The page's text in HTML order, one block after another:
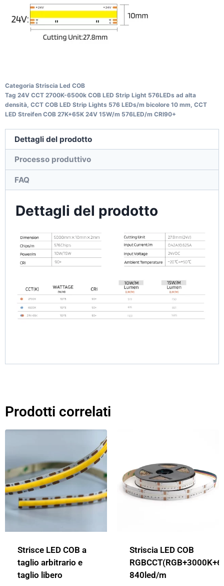
Categoria Striscia Led COB
Tag 24V CCT 2700K-6500k COB LED Strip Light 576LEDs ad alta
densità CCT COB LED Strip Lights 576 LEDs/m bicolore 10 mm CCT
LED Streifen COB 27K+65K 24V 15W/m 576LED/m CRI90+
Dettagli del prodotto
Processo produttivo
FAQ
Dettagli del prodotto
Prodotti correlati
Strisce LED COB a
taglio arbitrario e
taglio libero
Striscia LED COB
840led/m